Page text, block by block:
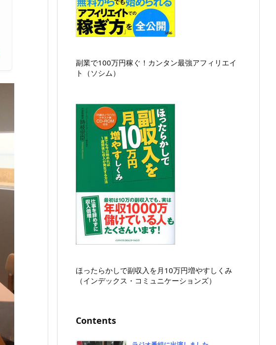
副業で100万円稼ぐ！カンタン最強アフィリエイ
ト（ソシム）
ほったらかしで副収入を月10万円増やすしくみ
（インデックス・コミュニケーションズ）
Contents